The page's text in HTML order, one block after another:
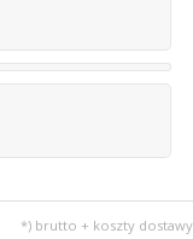
*) brutto + koszty dostawy